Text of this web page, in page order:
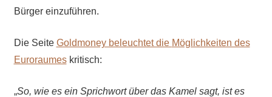
Bürger einzuführen.
Die Seite Goldmoney beleuchtet die Möglichkeiten des
Euroraumeskritisch:
„So, wie es ein Sprichwort über das Kamel sagt, ist es